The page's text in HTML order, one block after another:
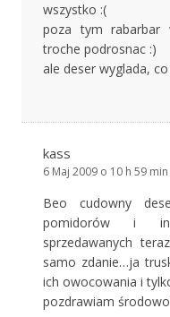
wszystko :(
poza tym rabarbar
troche podrosnac :)
ale deser wyglada,
kass
6 Maj 2009 o 10 h 59 min
Beo cudowny
pomidorów i
sprzedawanych
samo zdanie…ja
ich owocowania i
pozdrawiam